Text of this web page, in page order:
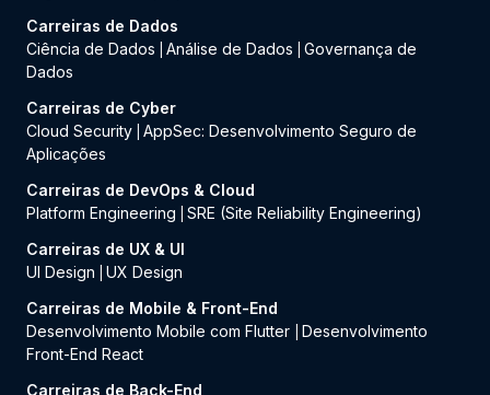
Carreiras de Dados
Ciência de Dados
Análise de Dados
Governança de
Dados
Carreiras de Cyber
Cloud Security AppSec: Desenvolvimento Seguro de
Aplicações
Carreiras de DevOps & Cloud
Platform Engineering
SRE (Site Reliability Engineering)
Carreiras de UX & UI
UI Design
UX Design
Carreiras de Mobile & Front-End
Desenvolvimento Mobile com Flutter
Desenvolvimento
Front-End React
Carreiras de Back-End